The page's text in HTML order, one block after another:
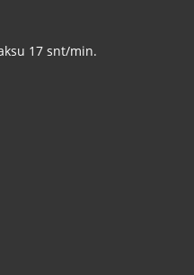
17 snt/min.